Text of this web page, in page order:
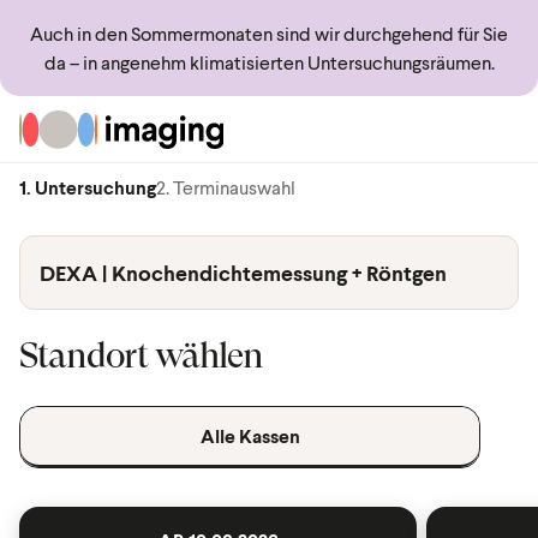
Auch in den Sommermonaten sind wir durchgehend für Sie
da – in angenehm klimatisierten Untersuchungsräumen.
Zur Startseite
1. Untersuchung2. Terminauswahl
DEXA | Knochendichtemessung + Röntgen
Standort wählen
Alle Kassen